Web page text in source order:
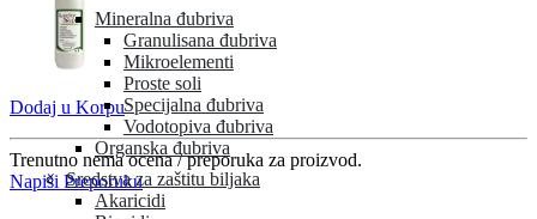
Mineralna đubriva
Granulisana đubriva
Mikroelementi
Proste soli
Specijalna đubriva
Vodotopiva đubriva
Organska đubriva
Sredstva za zaštitu biljaka
Akaricidi
Dodaj u Korpu
Trenutno nema ocena / preporuka za proizvod.
Napiši Preporuku